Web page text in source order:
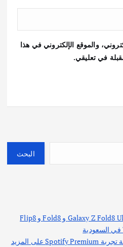
والموقع الإلكتروني في هذا
في تعليقي.
البحث
سامسونج تُطلق رسمياً أجهزة Galaxy Z Fold8 Ultra و Fold8 و Flip8
سامسونج وSpotify تتعاونان لإتاحة تجربة Spotify Premium على المزيد